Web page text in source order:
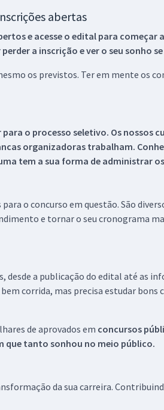
abertas
e acesse o edital para
a inscrição e ver o seu sonho
os previstos. Ter em mente os
o processo seletivo. Os
organizadoras trabalham.
tem a sua forma de administrar
o concurso em questão. São
e tornar o seu cronograma
desde a publicação do edital até as
corrida, mas precisa estudar bons
de aprovados em concursos
que tanto sonhou no meio público.
da sua carreira.